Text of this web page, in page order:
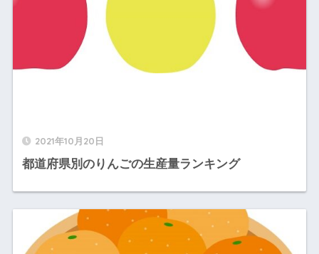
2021年10月20日
都道府県別のりんごの生産量ランキング